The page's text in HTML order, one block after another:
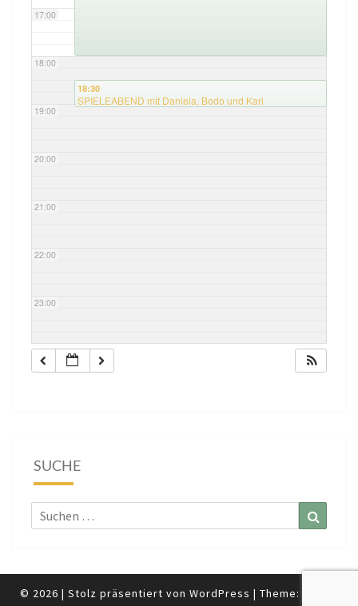
17:00
18:00
19:00
20:00
21:00
22:00
23:00
18:30
SPIELEABEND mit Daniela, Bodo und Karl
SUCHE
Suchen
nach:
© 2026 | Stolz präsentiert von WordPress | Theme: